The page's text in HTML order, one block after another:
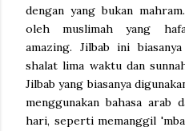
dengan yang bukan
oleh muslimah yang
amazing. Jilbab ini
shalat lima waktu dan
Jilbab yang biasanya
menggunakan bahasa arab
hari, seperti memanggil